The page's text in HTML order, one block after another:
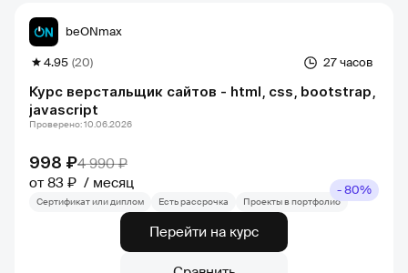
Курс верстальщик сайтов - html, css, bootstrap,
javascript
27 часов
4.95 (20)
beONmax
998 ₽4 990 ₽
от 83 ₽
месяц
Проверено: 10.06.2026
Сертификат или диплом Есть рассрочка Проекты в портфолио
- 80%
Перейти на курс